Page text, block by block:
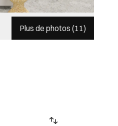
Plus de photos (11)